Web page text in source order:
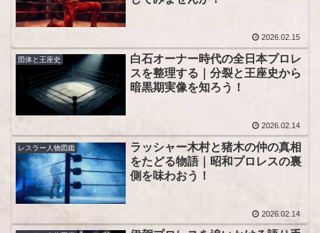
2026.02.15
団体と王座史
白石オーナー時代の全日本プロレ
スを整理する｜分裂と王座史から
暗黒期実像を知ろう！
2026.02.14
レスラー人物図鑑
ラッシャー木村と猪木の仲の真相
をたどる物語｜昭和プロレスの裏
側を味わおう！
2026.02.14